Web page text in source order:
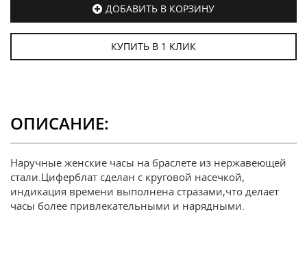
ДОБАВИТЬ В КОРЗИНУ
КУПИТЬ В 1 КЛИК
ОПИСАНИЕ:
Наручные женские часы на браслете из нержавеющей
стали.Циферблат сделан с круговой насечкой,
индикация времени выполнена стразами,что делает
часы более привлекательными и нарядными.